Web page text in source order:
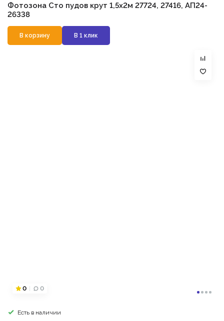
Фотозона Сто пудов крут 1,5х2м 27724, 27416, АП24-
26338
В корзину В 1 клик
0 0
Есть в наличии